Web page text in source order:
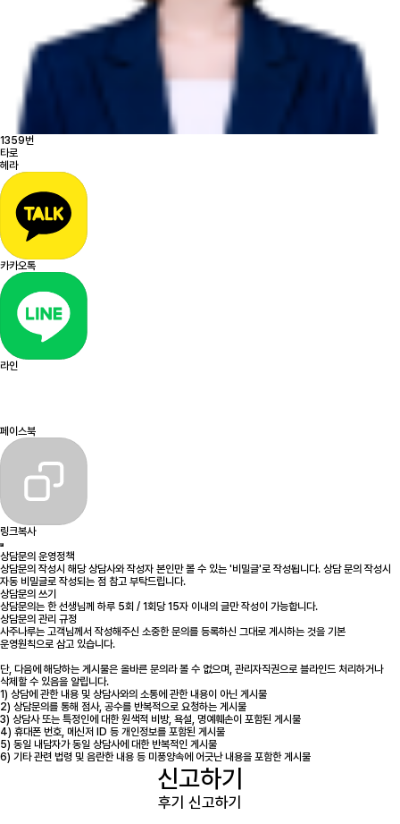
1359번
타로
헤라
카카오톡
라인
페이스북
링크복사
상담문의 운영정책
상담문의 작성시 해당 상담사와 작성자 본인만 볼 수 있는 '비밀글'로 작성됩니다. 상담 문의 작성시
자동 비밀글로 작성되는 점 참고 부탁드립니다.
상담문의 쓰기
상담문의는 한 선생님께 하루 5회 / 1회당 15자 이내의 글만 작성이 가능합니다.
상담문의 관리 규정
사주나루는 고객님께서 작성해주신 소중한 문의를 등록하신 그대로 게시하는 것을 기본
운영원칙으로 삼고 있습니다.
단, 다음에 해당하는 게시물은 올바른 문의라 볼 수 없으며, 관리자직권으로 블라인드 처리하거나
삭제할 수 있음을 알립니다.
1) 상담에 관한 내용 및 상담사와의 소통에 관한 내용이 아닌 게시물
2) 상담문의를 통해 점사, 공수를 반복적으로 요청하는 게시물
3) 상담사 또는 특정인에 대한 원색적 비방, 욕설, 명예훼손이 포함된 게시물
4) 휴대폰 번호, 메신저 ID 등 개인정보를 포함된 게시물
5) 동일 내담자가 동일 상담사에 대한 반복적인 게시물
6) 기타 관련 법령 및 음란한 내용 등 미풍양속에 어긋난 내용을 포함한 게시물
신고하기
후기 신고하기